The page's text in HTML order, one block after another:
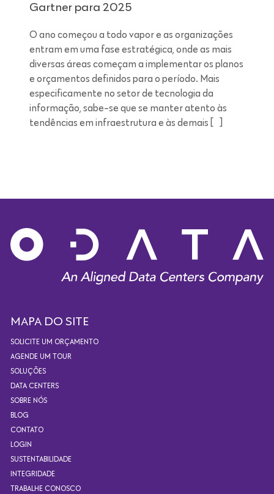
Gartner para 2025
O ano começou a todo vapor e as organizações
entram em uma fase estratégica, onde as mais
diversas áreas começam a implementar os planos
e orçamentos definidos para o período. Mais
especificamente no setor de tecnologia da
informação, sabe-se que se manter atento às
tendências em infraestrutura e às demais […]
MAPA DO SITE
SOLICITE UM ORÇAMENTO
AGENDE UM TOUR
SOLUÇÕES
DATA CENTERS
SOBRE NÓS
BLOG
CONTATO
LOGIN
SUSTENTABILIDADE
INTEGRIDADE
TRABALHE CONOSCO